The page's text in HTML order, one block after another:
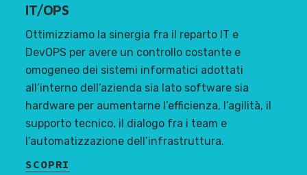
IT/OPS
Ottimizziamo la sinergia fra il reparto IT e
DevOPS per avere un controllo costante e
omogeneo dei sistemi informatici adottati
all’interno dell’azienda sia lato software sia
hardware per aumentarne l’efficienza, l’agilità, il
supporto tecnico, il dialogo fra i team e
l’automatizzazione dell’infrastruttura.
SCOPRI